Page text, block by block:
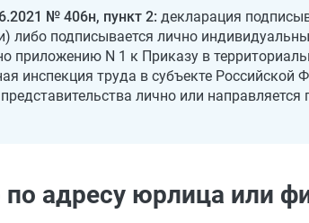
№ 406н, пункт 2: декларация
либо подписывается лично
приложению N 1 к Приказу в
инспекция труда в субъекте
лично или
адресу юрлица или